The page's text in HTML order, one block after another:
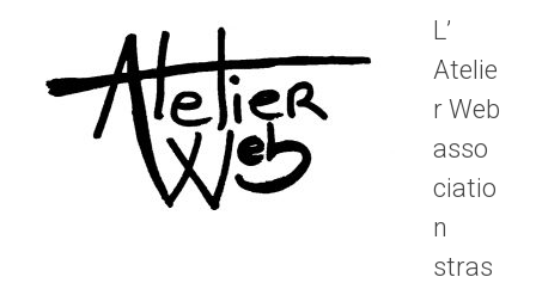
L’
Atelie
r Web
asso
ciatio
n
stras